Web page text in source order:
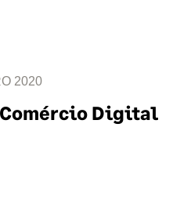
2020
Digital